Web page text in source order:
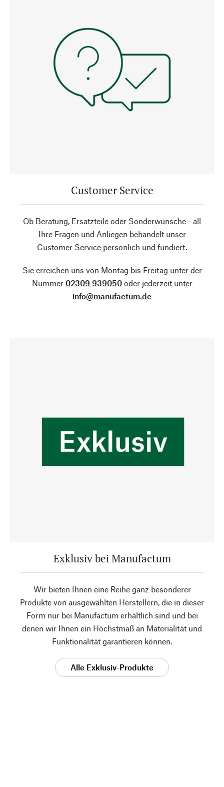
Customer Service
Ob Beratung, Ersatzteile oder Sonderwünsche - all
Ihre Fragen und Anliegen behandelt unser
Customer Service persönlich und fundiert.
Sie erreichen uns von Montag bis Freitag unter der
Nummer 02309 939050oder jederzeit unter
info@manufactum.de
Exklusiv bei Manufactum
Wir bieten Ihnen eine Reihe ganz besonderer
Produkte von ausgewählten Herstellern, die in dieser
Form nur bei Manufactum erhältlich sind und bei
denen wir Ihnen ein Höchstmaß an Materialität und
Funktionalität garantieren können.
Alle Exklusiv-Produkte